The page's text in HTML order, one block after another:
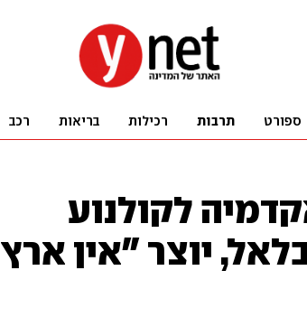
ספורט תרבות רכילות בריאות רכב
לקולנוע
יוצר "אין ארץ